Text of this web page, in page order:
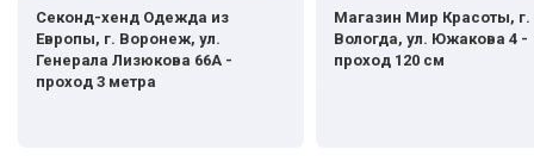
Секонд-хенд Одежда из
Европы, г. Воронеж, ул.
Генерала Лизюкова 66А -
проход 3 метра
Магазин Мир Красоты, г.
Вологда, ул. Южакова 4 -
проход 120 см